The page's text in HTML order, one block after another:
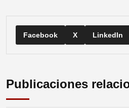
Facebook X LinkedIn
Publicaciones